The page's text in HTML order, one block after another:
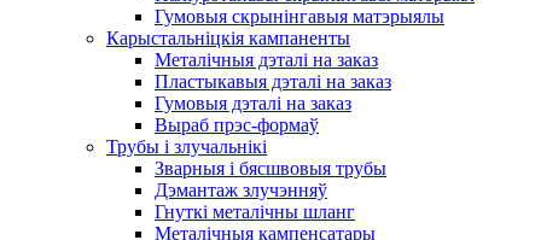
Гумовыя скрынінгавыя матэрыялы
Карыстальніцкія кампаненты
Металічныя дэталі на заказ
Пластыкавыя дэталі на заказ
Гумовыя дэталі на заказ
Выраб прэс-формаў
Трубы і злучальнікі
Зварныя і бясшвовыя трубы
Дэмантаж злучэнняў
Гнуткі металічны шланг
Металічныя кампенсатары